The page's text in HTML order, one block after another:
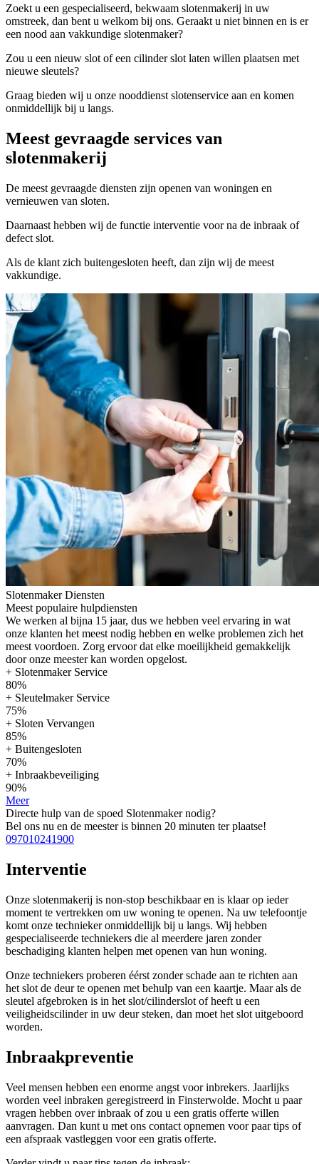
Zoekt u een gespecialiseerd, bekwaam slotenmakerij in uw
omstreek, dan bent u welkom bij ons. Geraakt u niet binnen en is er
een nood aan vakkundige slotenmaker?
Zou u een nieuw slot of een cilinder slot laten willen plaatsen met
nieuwe sleutels?
Graag bieden wij u onze nooddienst slotenservice aan en komen
onmiddellijk bij u langs.
Meest gevraagde services van
slotenmakerij
De meest gevraagde diensten zijn openen van woningen en
vernieuwen van sloten.
Daarnaast hebben wij de functie interventie voor na de inbraak of
defect slot.
Als de klant zich buitengesloten heeft, dan zijn wij de meest
vakkundige.
Slotenmaker Diensten
Meest populaire hulpdiensten
We werken al bijna 15 jaar, dus we hebben veel ervaring in wat
onze klanten het meest nodig hebben en welke problemen zich het
meest voordoen. Zorg ervoor dat elke moeilijkheid gemakkelijk
door onze meester kan worden opgelost.
+ Slotenmaker Service
80%
+ Sleutelmaker Service
75%
+ Sloten Vervangen
85%
+ Buitengesloten
70%
+ Inbraakbeveiliging
90%
Meer
Directe hulp van de spoed Slotenmaker nodig?
Bel ons nu en de meester is binnen 20 minuten ter plaatse!
097010241900
Interventie
Onze slotenmakerij is non-stop beschikbaar en is klaar op ieder
moment te vertrekken om uw woning te openen. Na uw telefoontje
komt onze technieker onmiddellijk bij u langs. Wij hebben
gespecialiseerde techniekers die al meerdere jaren zonder
beschadiging klanten helpen met openen van hun woning.
Onze techniekers proberen éérst zonder schade aan te richten aan
het slot de deur te openen met behulp van een kaartje. Maar als de
sleutel afgebroken is in het slot/cilinderslot of heeft u een
veiligheidscilinder in uw deur steken, dan moet het slot uitgeboord
worden.
Inbraakpreventie
Veel mensen hebben een enorme angst voor inbrekers. Jaarlijks
worden veel inbraken geregistreerd in Finsterwolde. Mocht u paar
vragen hebben over inbraak of zou u een gratis offerte willen
aanvragen. Dan kunt u met ons contact opnemen voor paar tips of
een afspraak vastleggen voor een gratis offerte.